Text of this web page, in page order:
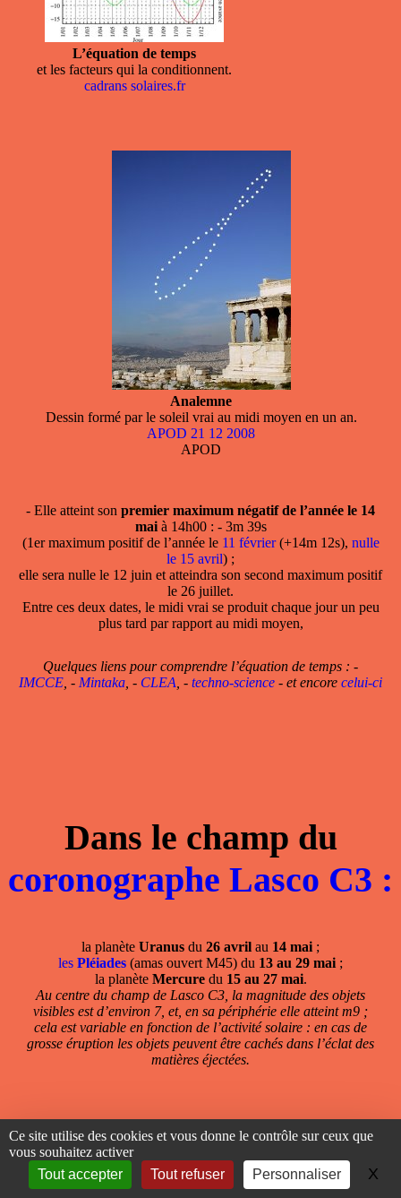
L’équation de temps
et les facteurs qui la conditionnent.
cadrans solaires.fr
Analemne
Dessin formé par le soleil vrai au midi moyen en un an.
APOD 21 12 2008
APOD
- Elle atteint son premier maximum négatif de l’année le 14
maià 14h00 : - 3m 39s
(1er maximum positif de l’année le 11 février(+14m 12s), nulle
le 15 avril) ;
elle sera nulle le 12 juin et atteindra son second maximum positif
le 26 juillet.
Entre ces deux dates, le midi vrai se produit chaque jour un peu
plus tard par rapport au midi moyen,
Quelques liens pour comprendre l’équation de temps : -
IMCCE , - Mintaka , - CLEA , - techno-science - et encore celui-ci
Dans le champ du
coronographe Lasco C3 :
la planète Uranus du 26 avril au 14 mai ;
les Pléiades (amas ouvert M45) du 13 au 29 mai ;
la planète Mercuredu 15 au 27 mai.
Au centre du champ de Lasco C3, la magnitude des objets
visibles est d’environ 7, et, en sa périphérie elle atteint m9 ;
cela est variable en fonction de l’activité solaire : en cas de
grosse éruption les objets peuvent être cachés dans l’éclat des
matières éjectées.
Ce site utilise des cookies et vous donne le contrôle sur ceux que
vous souhaitez activer
Tout accepter
Tout refuser Personnaliser X